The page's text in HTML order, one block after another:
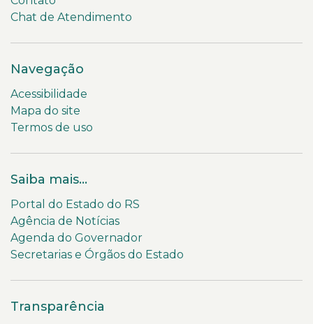
Chat de Atendimento
Navegação
Acessibilidade
Mapa do site
Termos de uso
Saiba mais...
Portal do Estado do RS
Agência de Notícias
Agenda do Governador
Secretarias e Órgãos do Estado
Transparência